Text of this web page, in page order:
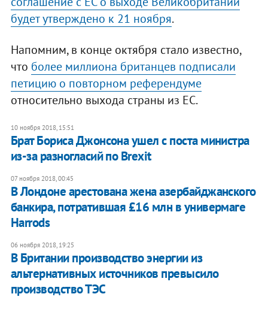
будет утверждено к 21 ноября.
Напомним, в конце октября стало известно,
что более миллиона британцев подписали
петицию о повторном референдуме
относительно выхода страны из ЕС.
10 ноября 2018, 15:51
Брат Бориса Джонсона ушел с поста министра
из-за разногласий по Brexit
07 ноября 2018, 00:45
В Лондоне арестована жена азербайджанского
банкира, потратившая £16 млн в универмаге
Harrods
06 ноября 2018, 19:25
В Британии производство энергии из
альтернативных источников превысило
производство ТЭС